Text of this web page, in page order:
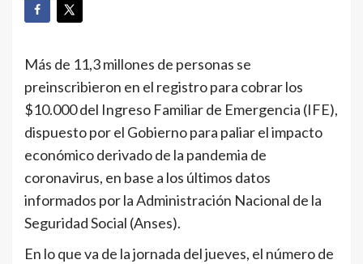
Más de 11,3 millones de personas se
preinscribieron en el registro para cobrar los
$10.000 del Ingreso Familiar de Emergencia (IFE),
dispuesto por el Gobierno para paliar el impacto
económico derivado de la pandemia de
coronavirus, en base a los últimos datos
informados por la Administración Nacional de la
Seguridad Social (Anses).
En lo que va de la jornada del jueves, el número de